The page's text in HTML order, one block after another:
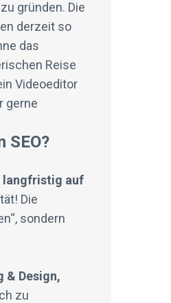
gründen. Die
derzeit so
das
Reise
Videoeditor
gerne
SEO?
auf
Die
sondern
& Design,
zu